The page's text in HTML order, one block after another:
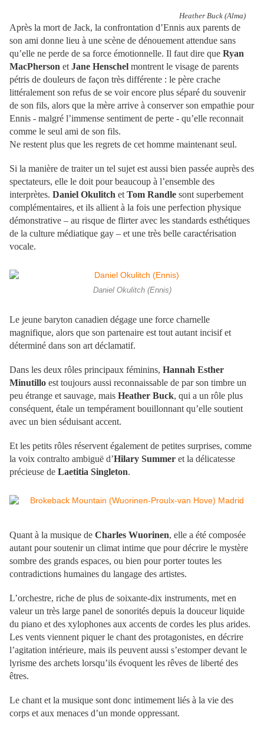
Heather Buck (Alma)
Après la mort de Jack, la confrontation d’Ennis aux parents de
son ami donne lieu à une scène de dénouement attendue sans
qu’elle ne perde de sa force émotionnelle. Il faut dire que Ryan
MacPherson et Jane Henschel montrent le visage de parents
pétris de douleurs de façon très différente : le père crache
littéralement son refus de se voir encore plus séparé du souvenir
de son fils, alors que la mère arrive à conserver son empathie pour
Ennis - malgré l’immense sentiment de perte - qu’elle reconnait
comme le seul ami de son fils.
Ne restent plus que les regrets de cet homme maintenant seul.
Si la manière de traiter un tel sujet est aussi bien passée auprès des
spectateurs, elle le doit pour beaucoup à l’ensemble des
interprètes. Daniel Okulitch et Tom Randle sont superbement
complémentaires, et ils allient à la fois une perfection physique
démonstrative – au risque de flirter avec les standards esthétiques
de la culture médiatique gay – et une très belle caractérisation
vocale.
Daniel Okulitch (Ennis)
Le jeune baryton canadien dégage une force charnelle
magnifique, alors que son partenaire est tout autant incisif et
déterminé dans son art déclamatif.
Dans les deux rôles principaux féminins, Hannah Esther
Minutillo est toujours aussi reconnaissable de par son timbre un
peu étrange et sauvage, mais Heather Buck, qui a un rôle plus
conséquent, étale un tempérament bouillonnant qu’elle soutient
avec un bien séduisant accent.
Et les petits rôles réservent également de petites surprises, comme
la voix contralto ambiguë d’Hilary Summer et la délicatesse
précieuse de Laetitia Singleton.
Quant à la musique de Charles Wuorinen, elle a été composée
autant pour soutenir un climat intime que pour décrire le mystère
sombre des grands espaces, ou bien pour porter toutes les
contradictions humaines du langage des artistes.
L’orchestre, riche de plus de soixante-dix instruments, met en
valeur un très large panel de sonorités depuis la douceur liquide
du piano et des xylophones aux accents de cordes les plus arides.
Les vents viennent piquer le chant des protagonistes, en décrire
l’agitation intérieure, mais ils peuvent aussi s’estomper devant le
lyrisme des archets lorsqu’ils évoquent les rêves de liberté des
êtres.
Le chant et la musique sont donc intimement liés à la vie des
corps et aux menaces d’un monde oppressant.